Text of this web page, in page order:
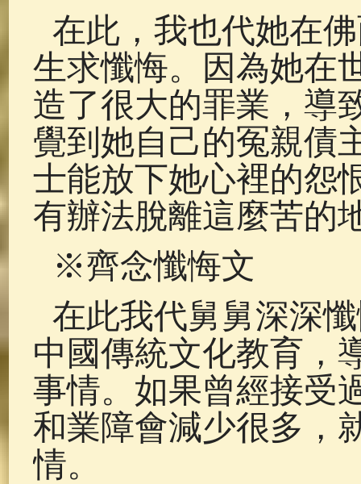
在此，我也代她在
生求懺悔。因為她在
造了很大的罪業，導
覺到她自己的冤親債
士能放下她心裡的怨
有辦法脫離這麼苦的
※齊念懺悔文
在此我代舅舅深深
中國傳統文化教育，
事情。如果曾經接受
和業障會減少很多，
情。